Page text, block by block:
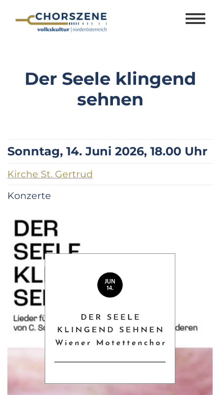
Der Seele klingend
sehnen
Sonntag, 14. Juni 2026, 18.00 Uhr
Kirche St. Gertrud
Konzerte